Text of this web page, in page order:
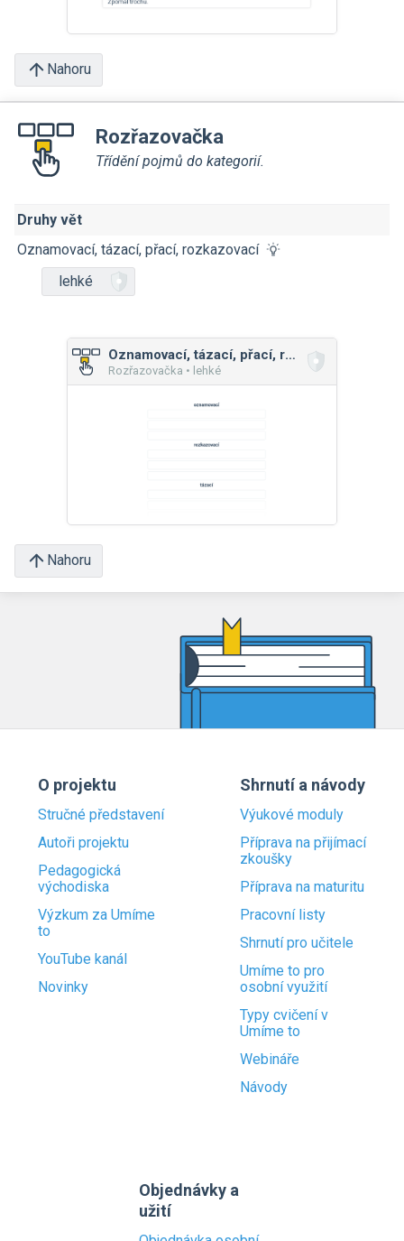
Nahoru
Rozřazovačka
Třídění pojmů do kategorií.
Druhy vět
Oznamovací, tázací, přací, rozkazovací
lehké
Oznamovací, tázací, přací, rozkazovací
Rozřazovačka • lehké
Nahoru
O projektu
Stručné představení
Autoři projektu
Pedagogická
východiska
Výzkum za Umíme
to
YouTube kanál
Novinky
Shrnutí a návody
Výukové moduly
Příprava na přijímací
zkoušky
Příprava na maturitu
Pracovní listy
Shrnutí pro učitele
Umíme to pro
osobní využití
Typy cvičení v
Umíme to
Webináře
Návody
Objednávky a
užití